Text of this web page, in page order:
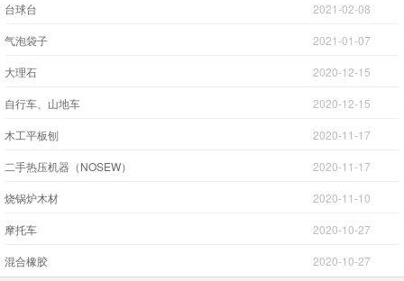
台球台 2021-02-08
气泡袋子 2021-01-07
大理石 2020-12-15
自行车、山地车 2020-12-15
木工平板刨 2020-11-17
二手热压机器（NOSEW） 2020-11-17
烧锅炉木材 2020-11-10
摩托车 2020-10-27
混合橡胶 2020-10-27